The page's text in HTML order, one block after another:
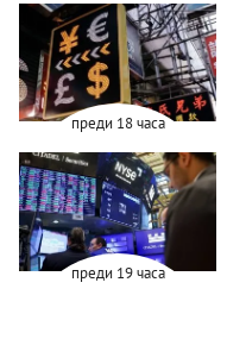
преди 18 часа
преди 19 часа